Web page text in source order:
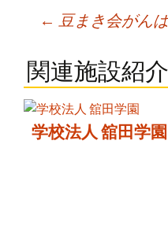
Post
← 豆まき会がん
関連施設紹介
学校法人 舘田学園